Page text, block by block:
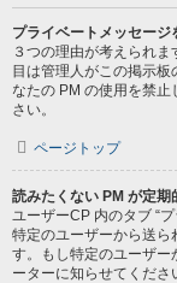
プライベートメッセージ
３つの理由が考えられ
目は管理人がこの掲示
なたの PM の使用を禁
さい。
ページトップ
読みたくない PM が定期
ユーザーCP 内のタブ “プ
特定のユーザーから送ら
す。もし特定のユーザー
ーターに知らせてくださ